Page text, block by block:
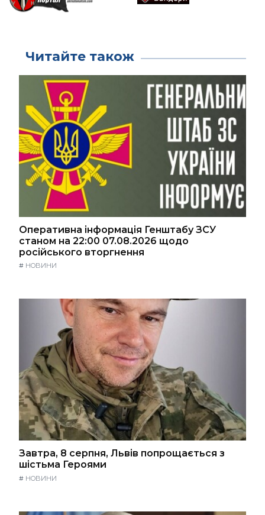
Читайте також
Оперативна інформація Генштабу ЗСУ
станом на 22:00 07.08.2026 щодо
російського вторгнення
# НОВИНИ
Завтра, 8 серпня, Львів попрощається з
шістьма Героями
# НОВИНИ